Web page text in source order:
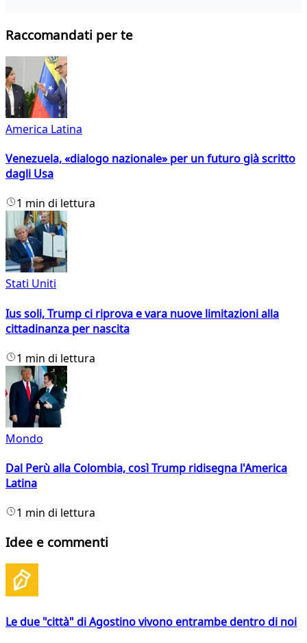
Raccomandati per te
America Latina
Venezuela, «dialogo nazionale» per un futuro già scritto
dagli Usa
1 min di lettura
Stati Uniti
Ius soli, Trump ci riprova e vara nuove limitazioni alla
cittadinanza per nascita
1 min di lettura
Mondo
Dal Perù alla Colombia, così Trump ridisegna l'America
Latina
1 min di lettura
Idee e commenti
Le due "città" di Agostino vivono entrambe dentro di noi